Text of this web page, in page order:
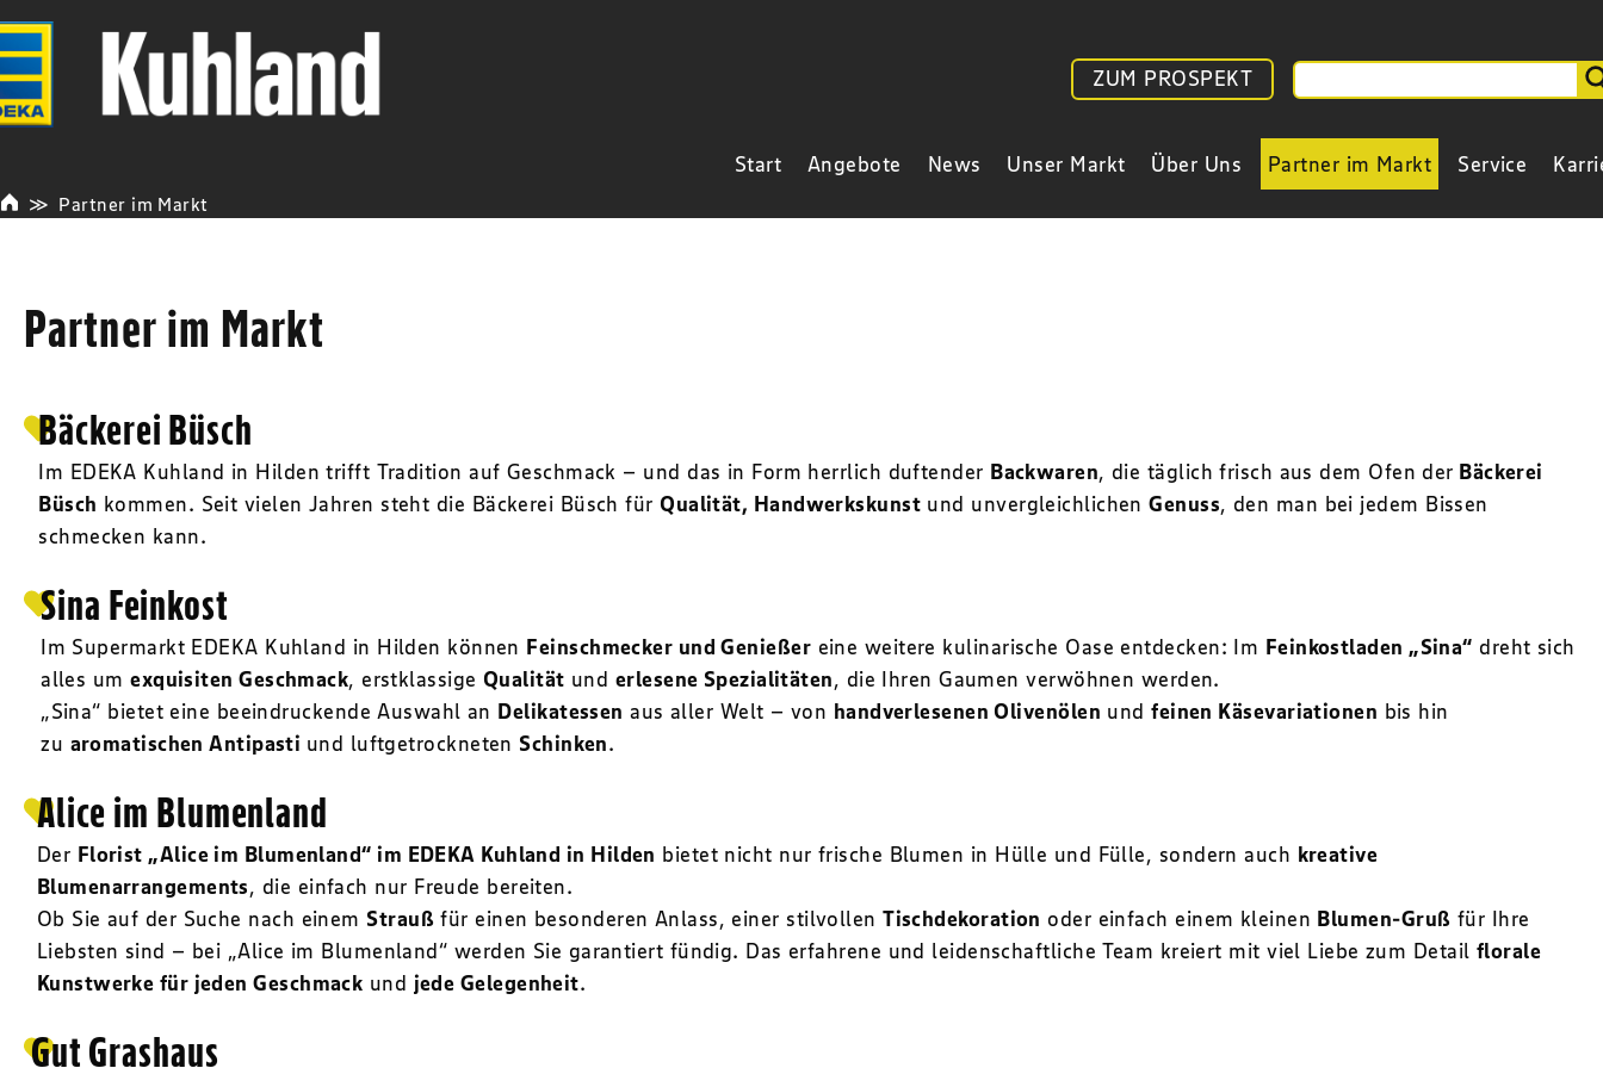
ZUM PROSPEKT
Start Angebote News Unser Markt Über Uns Partner im Markt Service
Partner im Markt
Partner im Markt
Bäckerei Büsch
Im EDEKA Kuhland in Hilden trifft Tradition auf Geschmack – und das in Form herrlich duftender Backwaren, die täglich frisch aus dem Ofen der Bäckerei
Büsch kommen. Seit vielen Jahren steht die Bäckerei Büsch für Qualität, Handwerkskunst und unvergleichlichenGenuss, den man bei jedem Bissen
schmecken kann.
Sina Feinkost
Im Supermarkt EDEKA Kuhland in Hilden können Feinschmecker und Genießer eine weitere kulinarische Oase entdecken: Im Feinkostladen „Sina“ dreht sich
alles umexquisiten Geschmack, erstklassige Qualität und erlesene Spezialitäten, die Ihren Gaumen verwöhnen werden.
„Sina“ bietet eine beeindruckende Auswahl an Delikatessen aus aller Welt – von handverlesenen Olivenölen undfeinen Käsevariationen bis hin
zu aromatischen Antipasti und luftgetrockneten Schinken.
Alice im Blumenland
Der Florist „Alice im Blumenland“ im EDEKA Kuhland in Hilden bietet nicht nur frische Blumen in Hülle und Fülle, sondern auch kreative
Blumenarrangements, die einfach nur Freude bereiten.
Ob Sie auf der Suche nach einem Straußfür einen besonderen Anlass, einer stilvollenTischdekoration oder einfach einem kleinen Blumen-Gruß für Ihre
Liebsten sind – bei „Alice im Blumenland“ werden Sie garantiert fündig. Das erfahrene und leidenschaftliche Team kreiert mit viel Liebe zum Detail florale
Kunstwerke für jeden Geschmack und jede Gelegenheit.
Gut Grashaus